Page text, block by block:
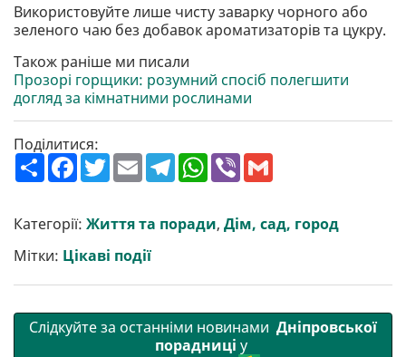
Використовуйте лише чисту заварку чорного або
зеленого чаю без добавок ароматизаторів та цукру.
Також раніше ми писали
Прозорі горщики: розумний спосіб полегшити
догляд за кімнатними рослинами
Поділитися:
П
о
р
и
и
F
a
b
o
o
k
T
w
t
e
E
m
l
T
e
g
r
W
h
s
A
V
r l
Категорії: Життя та поради, Дім, сад, город
Мітки: Цікаві події
Слідкуйте за останніми новинами Дніпровської
порадниці у